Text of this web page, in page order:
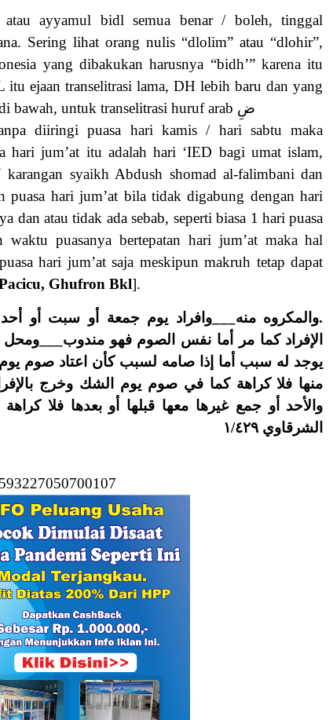
ayyamul bidl semua benar / boleh, tinggal
Sering lihat orang nulis “dlolim” atau “dlohir”,
yang dibakukan harusnya “bidh’” karena itu
itu ejaan transelitrasi lama, DH lebih baru dan yang
terbaru adalah D dengan titik di bawah, untuk transelitrasi huruf arab ضِ
diiringi puasa hari kamis / hari sabtu maka
hari jum’at itu adalah hari ‘IED bagi umat islam,
syaikh Abdush shomad al-falimbani dan
hari jum’at bila tidak digabung dengan hari
dan atau tidak ada sebab, seperti biasa 1 hari puasa
puasanya bertepatan hari jum’at maka hal
hari jum’at saja meskipun makruh tetap dapat
Ghufron Bkl].
.والمكروه منه___وافراد يوم جمعة أو سبت أو
الإفراد كما مر أما نفس الصوم فهو مندوب___ومحل
يوجد له سبب أما إذا صامه لسبب كأن اعتاد صوم
منها فلا كراهة كما في صوم يوم الشك وخرج
والأحد أو جمع غيرها معها قبلها أو بعدها فلا
الشرقاوي ١/٤٢٩